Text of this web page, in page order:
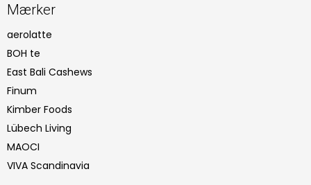
Mærker
aerolatte
BOH te
East Bali Cashews
Finum
Kimber Foods
Lübech Living
MAOCI
VIVA Scandinavia